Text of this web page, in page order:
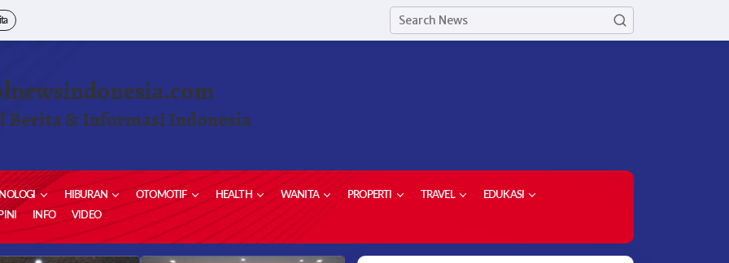
Berita & Informasi Indonesia
HIBURAN OTOMOTIF HEALTH WANITA PROPERTI TRAVEL
EDUKASI
INFO VIDEO